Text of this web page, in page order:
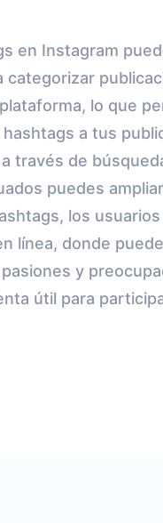
en Instagram
categorizar
plataforma, lo que
hashtags a tus
través de
puedes
los
línea, donde
y
útil para